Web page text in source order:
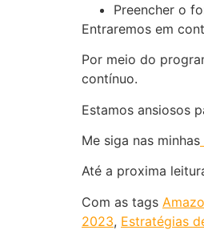
Preencher o
Entraremos em
Por meio do
contínuo.
Estamos ansiosos
Me siga nas minhas
Até a proxima
Com as tags
2023, Estratégias